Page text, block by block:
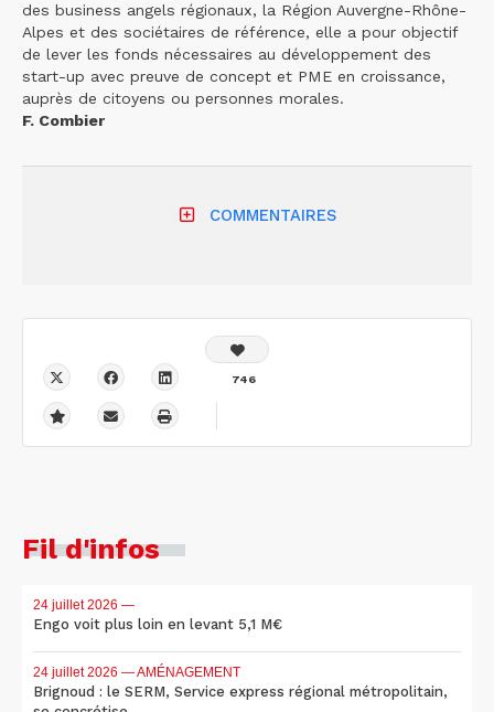
des business angels régionaux, la Région Auvergne-Rhône-
Alpes et des sociétaires de référence, elle a pour objectif
de lever les fonds nécessaires au développement des
start-up avec preuve de concept et PME en croissance,
auprès de citoyens ou personnes morales.
F. Combier
COMMENTAIRES
746
Fil d'infos
24 juillet 2026 —
Engo voit plus loin en levant 5,1 M€
24 juillet 2026 — AMÉNAGEMENT
Brignoud : le SERM, Service express régional métropolitain,